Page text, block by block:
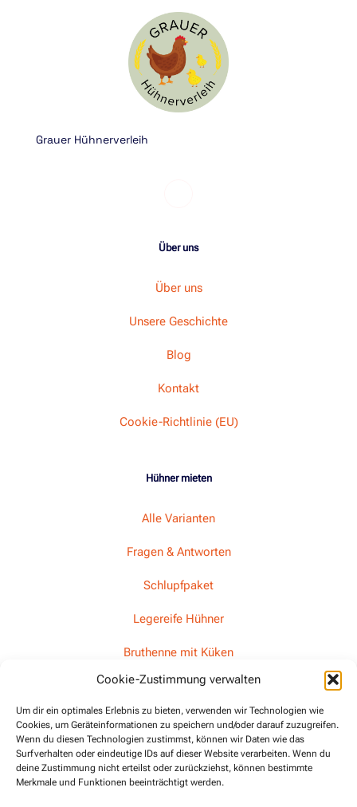
Cookie-Zustimmung verwalten
Um dir ein optimales Erlebnis zu bieten, verwenden wir Technologien wie
Cookies, um Geräteinformationen zu speichern und/oder darauf zuzugreifen.
Wenn du diesen Technologien zustimmst, können wir Daten wie das
Surfverhalten oder eindeutige IDs auf dieser Website verarbeiten. Wenn du
deine Zustimmung nicht erteilst oder zurückziehst, können bestimmte
Merkmale und Funktionen beeinträchtigt werden.
Grauer Hühnerverleih
Über uns
Über uns
Unsere Geschichte
Blog
Kontakt
Cookie-Richtlinie (EU)
Hühner mieten
Alle Varianten
Fragen & Antworten
Schlupfpaket
Legereife Hühner
Bruthenne mit Küken
Kontakt
Raphaela Grauer
+49 (0) 7072 92 79 071
info@grauer-huehnerverleih.de